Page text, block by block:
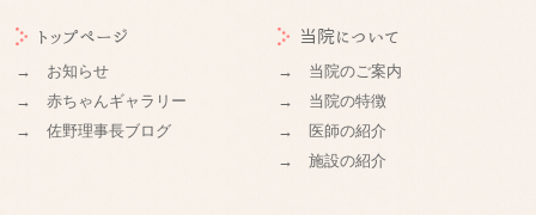
トップページ
→ お知らせ
→ 赤ちゃんギャラリー
→ 佐野理事長ブログ
当院について
→ 当院のご案内
→ 当院の特徴
→ 医師の紹介
→ 施設の紹介